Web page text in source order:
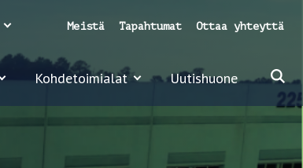
Kohdetoimialat Uutishuone
Meistä Tapahtumat Ottaa yhteyttä